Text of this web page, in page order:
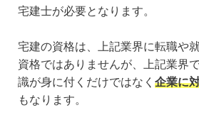
宅建士が必要となります。
宅建の資格は、上記業界に転職や
資格ではありませんが、上記業界
識が身に付くだけではなく 企業に
もなります。